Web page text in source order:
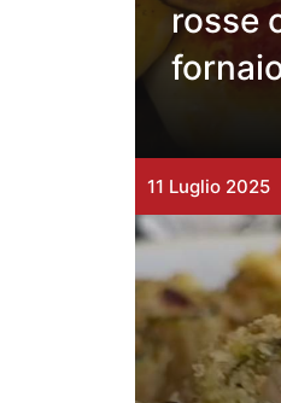
rosse
11 Luglio 2025